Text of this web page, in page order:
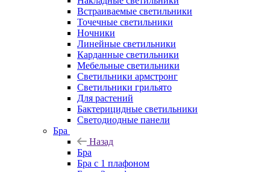
Встраиваемые светильники
Точечные светильники
Ночники
Линейные светильники
Карданные светильники
Мебельные светильники
Светильники армстронг
Светильники грильято
Для растений
Бактерицидные светильники
Светодиодные панели
Бра
Назад
Бра
Бра с 1 плафоном